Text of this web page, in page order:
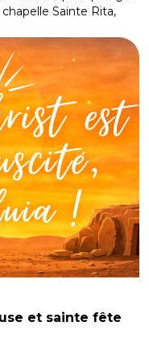
Sainte Rita,
et sainte fête